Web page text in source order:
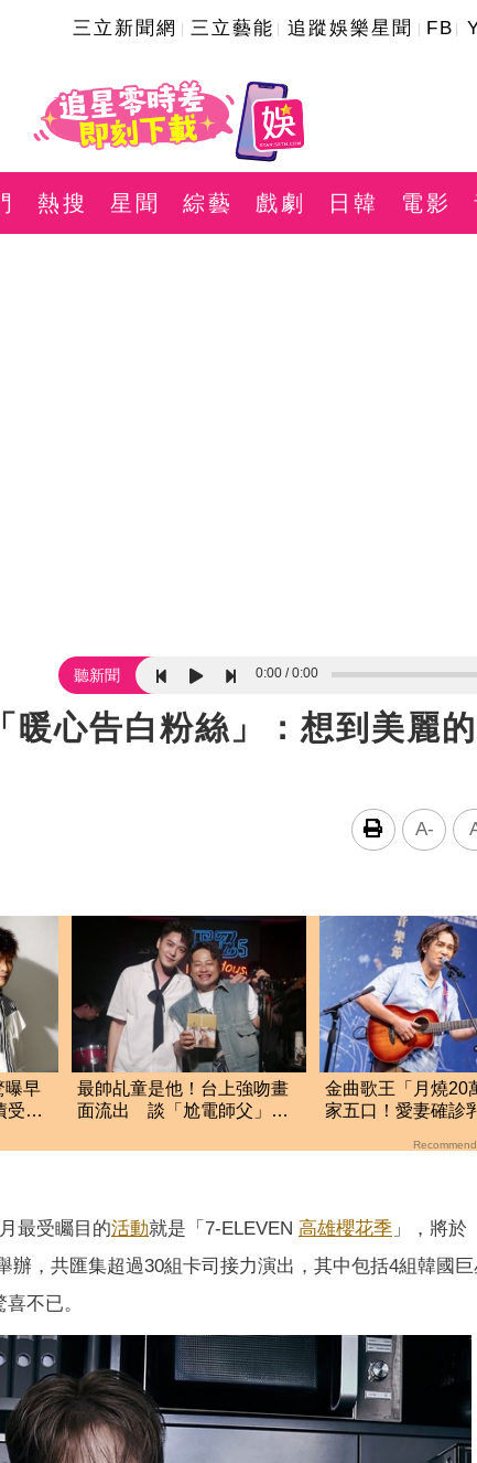
三立新聞網 三立藝能 追蹤娛樂星聞 FB
熱搜 星聞 綜藝 戲劇 日韓 電影
聽新聞 0:00 0:00
心告白粉絲」：想到美麗
A-
曝早
受阻
最帥乩童是他！台上強吻畫
面流出 談「尬電師父」不
金曲歌王「月燒20
家五口！愛妻確診
最受矚目的活動就是「7-ELEVEN 高雄櫻花季 」，將於
辦，共匯集超過30組卡司接力演出， 其中包括4組韓國
喜不已。